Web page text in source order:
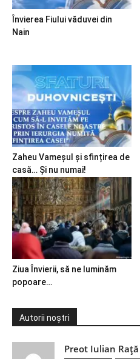
Învierea Fiului văduvei din
Nain
Zaheu Vameșul și sfințirea de
casă… Și nu numai!
Ziua Învierii, să ne luminăm
popoare…
Autorii noștri
Preot Iulian Raţă